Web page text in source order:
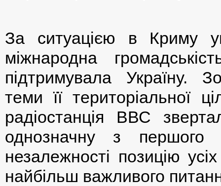
За ситуацією в Криму
міжнародна
підтримувала Україну.
теми її територіальної
радіостанція ВВС
однозначну з першого
незалежності позицію
найбільш важливого